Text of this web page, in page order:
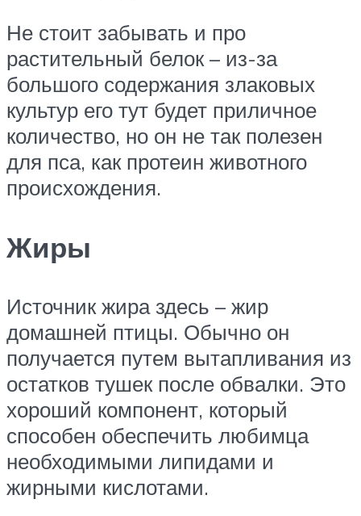
Не стоит забывать и про
растительный белок – из-за
большого содержания злаковых
культур его тут будет приличное
количество, но он не так полезен
для пса, как протеин животного
происхождения.
Жиры
Источник жира здесь – жир
домашней птицы. Обычно он
получается путем вытапливания из
остатков тушек после обвалки. Это
хороший компонент, который
способен обеспечить любимца
необходимыми липидами и
жирными кислотами.